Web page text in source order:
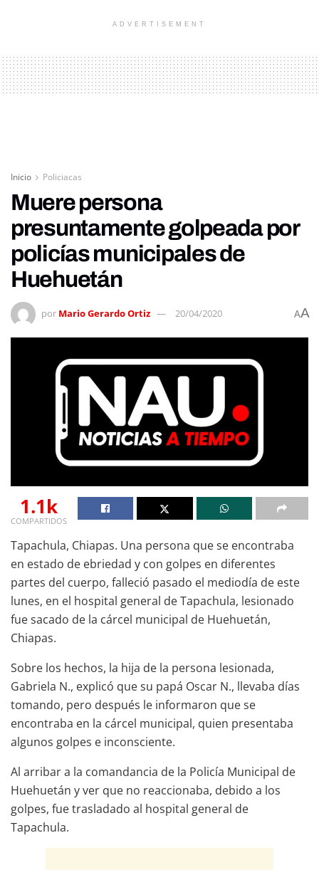
ADVERTISEMENT
Inicio Policiacas
Muere persona
presuntamente golpeada por
policías municipales de
Huehuetán
por Mario Gerardo Ortiz 20/04/2020 AA
1.1k
COMPARTIDOS
Tapachula, Chiapas. Una persona que se encontraba
en estado de ebriedad y con golpes en diferentes
partes del cuerpo, falleció pasado el mediodía de este
lunes, en el hospital general de Tapachula, lesionado
fue sacado de la cárcel municipal de Huehuetán,
Chiapas.
Sobre los hechos, la hija de la persona lesionada,
Gabriela N., explicó que su papá Oscar N., llevaba días
tomando, pero después le informaron que se
encontraba en la cárcel municipal, quien presentaba
algunos golpes e inconsciente.
Al arribar a la comandancia de la Policía Municipal de
Huehuetán y ver que no reaccionaba, debido a los
golpes, fue trasladado al hospital general de
Tapachula.